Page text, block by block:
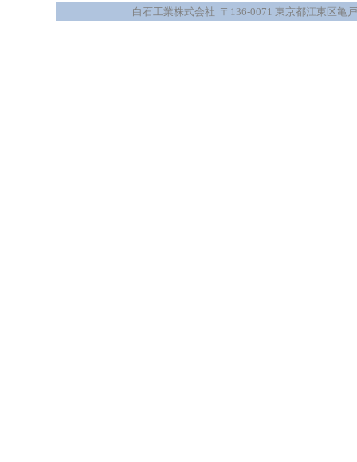
白石工業株式会社 〒136-0071 東京都江東区